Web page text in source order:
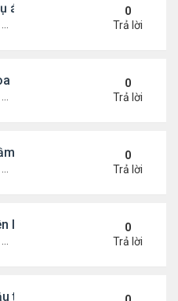
ám sát Martin Luther King Jr.
0
Trả lời
cho phép công bố hồ sơ về
0
Trả lời
của châu Âu đẩy ông
0
Trả lời
liệu máy bay nằm ở vị trí dễ
0
Trả lời
thư với Nga